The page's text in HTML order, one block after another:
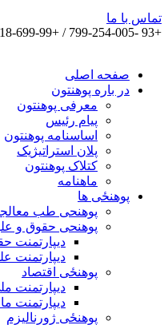
تماس ‌با ‌ما
+93 -799-254-005 / +93-7918-699-99
صفحه اصلی
در باره پوهنتون
معرفی پوهنتون
پیام رئیس
اساسنامه پوهنتون
پلان استراتیژیک
کتلاک پوهنتون
ماهنامه
پوهنځی ها
پوهنحی طب
پوهنحی حقوق و
دیپارتمنت
دیپارتمنت
پوهنځی اقتصاد
دیپارتمنت
دیپارتمنت
پوهنځی ژورنالیزم